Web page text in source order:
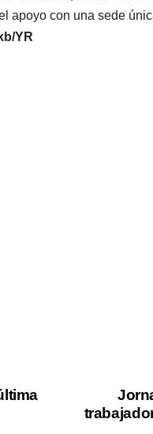
apoyo con una sede
kb/YR